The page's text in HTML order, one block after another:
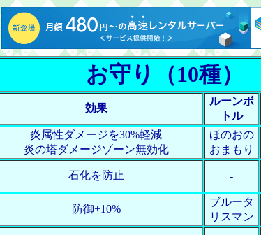
お守り（10種）
効果
ルーンボ
トル
炎属性ダメージを30%軽減
炎の塔ダメージゾーン無効化
ほのおの
おまもり
石化を防止 -
防御+10%
ブルータ
リスマン